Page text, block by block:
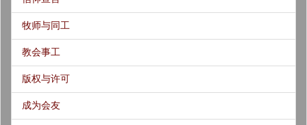
牧师与同工
教会事工
版权与许可
成为会友